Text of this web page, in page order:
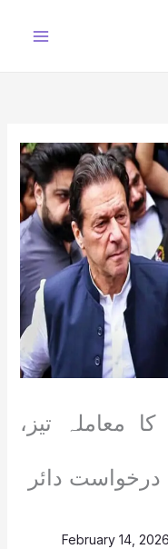
معاملہ تیز،
درخواست دائر
February 14, 2026